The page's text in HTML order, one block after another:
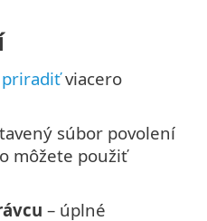
priradiťviacero
súbor povolení
môžete použiť
– úplné